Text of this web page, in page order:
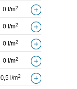
0 l/m2
0 l/m2
0 l/m2
0 l/m2
0,5 l/m2